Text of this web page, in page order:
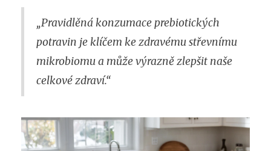
„Pravidlěná konzumace prebiotických
potravin je klíčem ke zdravému střevnímu
mikrobiomu a může výrazně zlepšit naše
celkové zdraví.“